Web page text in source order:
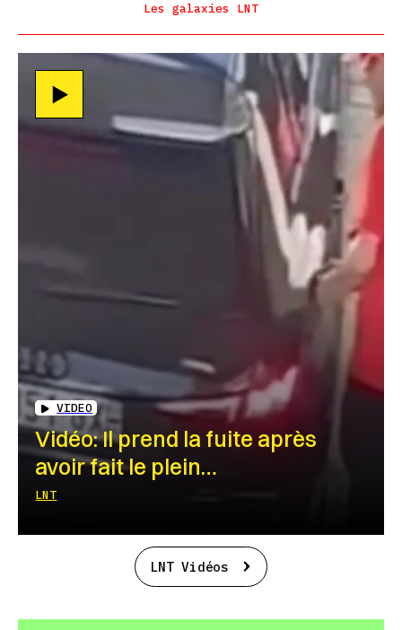
Les galaxies LNT
VIDEO
Vidéo: Il prend la fuite après
avoir fait le plein…
LNT
LNT Vidéos